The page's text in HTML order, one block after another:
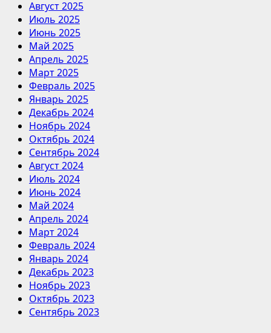
Август 2025
Июль 2025
Июнь 2025
Май 2025
Апрель 2025
Март 2025
Февраль 2025
Январь 2025
Декабрь 2024
Ноябрь 2024
Октябрь 2024
Сентябрь 2024
Август 2024
Июль 2024
Июнь 2024
Май 2024
Апрель 2024
Март 2024
Февраль 2024
Январь 2024
Декабрь 2023
Ноябрь 2023
Октябрь 2023
Сентябрь 2023